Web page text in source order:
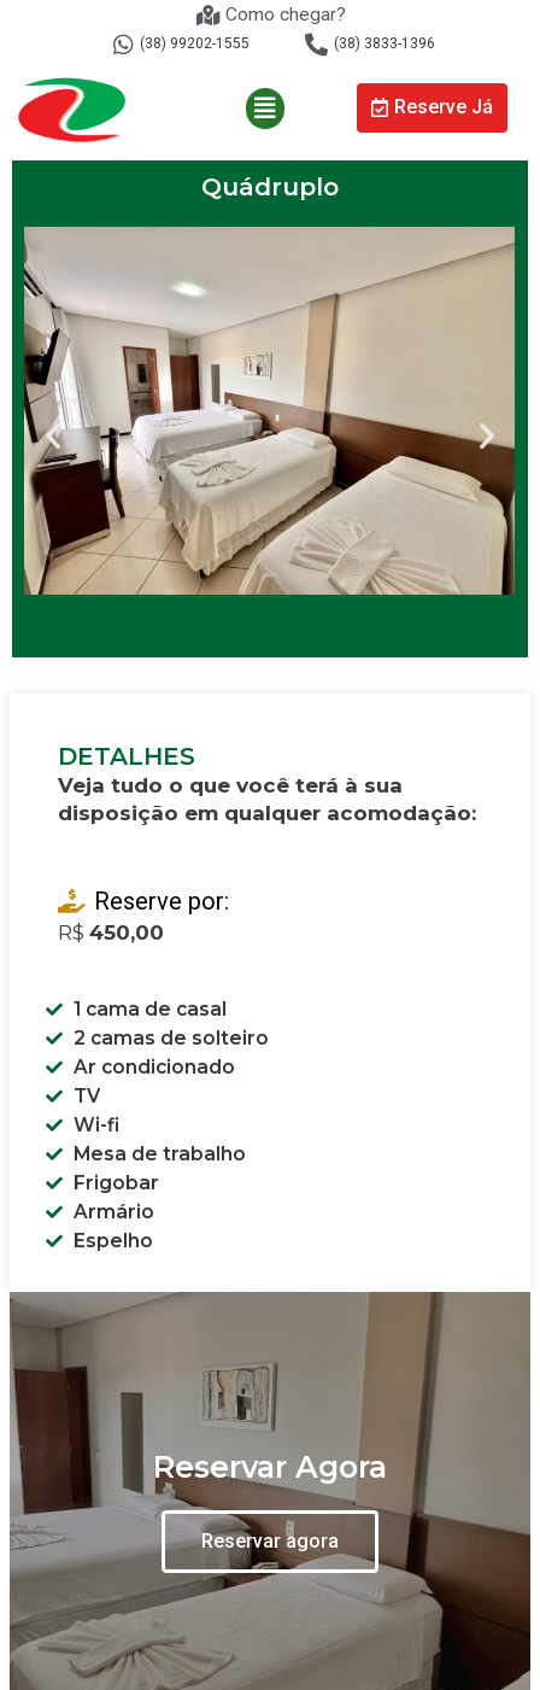
Como chegar?
(38) 99202-1555 (38) 3833-1396
Reserve Já
Quádruplo
DETALHES
Veja tudo o que você terá à sua
disposição em qualquer acomodação:
Reserve por:
R$450,00
1 cama de casal
2 camas de solteiro
Ar condicionado
TV
Wi-fi
Mesa de trabalho
Frigobar
Armário
Espelho
Reservar Agora
Reservar agora